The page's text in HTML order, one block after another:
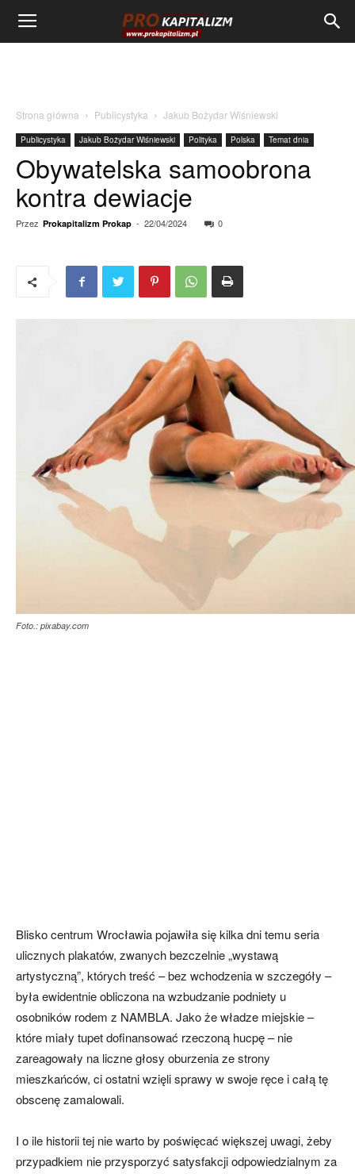
Strona główna Publicystyka Jakub Bożydar Wiśniewski
Publicystyka Jakub Bożydar Wiśniewski Polityka Polska Temat dnia
Obywatelska samoobrona
kontra dewiacje
Przez Prokapitalizm Prokap - 22/04/2024 0
Foto.: pixabay.com
Blisko centrum Wrocławia pojawiła się kilka dni temu seria
ulicznych plakatów, zwanych bezczelnie „wystawą
artystyczną”, których treść – bez wchodzenia w szczegóły –
była ewidentnie obliczona na wzbudzanie podniety u
osobników rodem z NAMBLA. Jako że władze miejskie –
które miały tupet dofinansować rzeczoną hucpę – nie
zareagowały na liczne głosy oburzenia ze strony
mieszkańców, ci ostatni wzięli sprawy w swoje ręce i całą tę
obscenę zamalowali.
I o ile historii tej nie warto by poświęcać większej uwagi, żeby
przypadkiem nie przysporzyć satysfakcji odpowiedzialnym za